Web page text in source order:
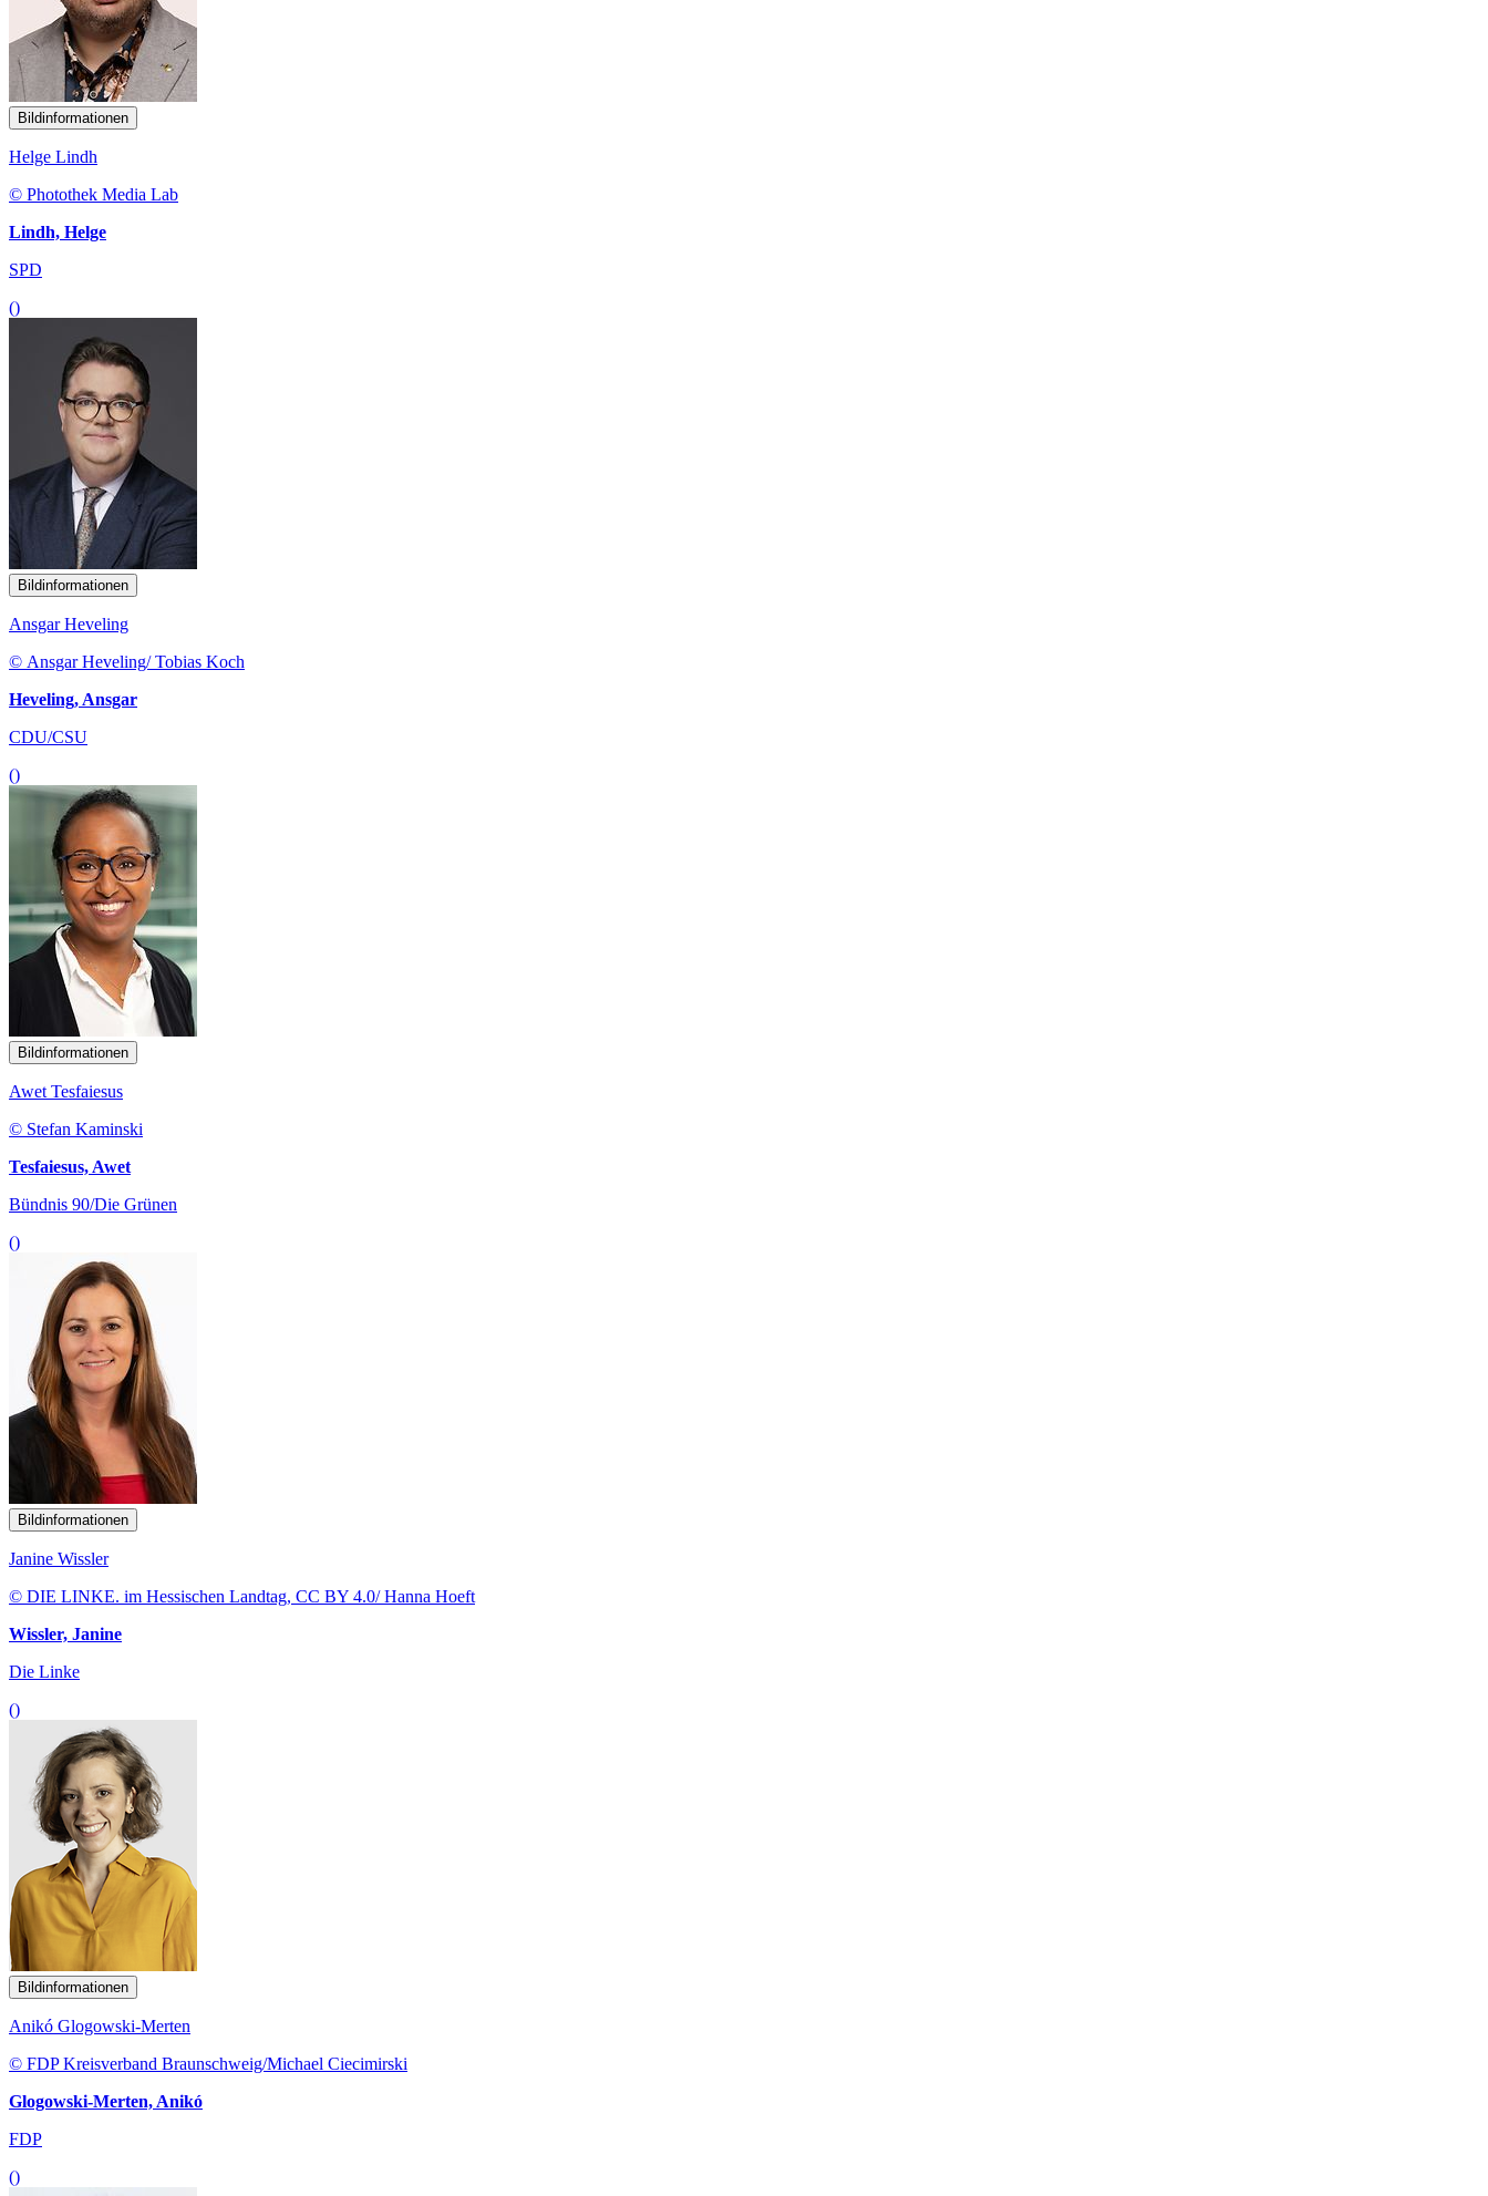
Bildinformationen
Helge Lindh
© Photothek Media Lab
Lindh, Helge
SPD
()
Bildinformationen
Ansgar Heveling
© Ansgar Heveling/ Tobias Koch
Heveling, Ansgar
CDU/CSU
()
Bildinformationen
Awet Tesfaiesus
© Stefan Kaminski
Tesfaiesus, Awet
Bündnis 90/Die Grünen
()
Bildinformationen
Janine Wissler
© DIE LINKE. im Hessischen Landtag, CC BY 4.0/ Hanna Hoeft
Wissler, Janine
Die Linke
()
Bildinformationen
Anikó Glogowski-Merten
© FDP Kreisverband Braunschweig/Michael Ciecimirski
Glogowski-Merten, Anikó
FDP
()